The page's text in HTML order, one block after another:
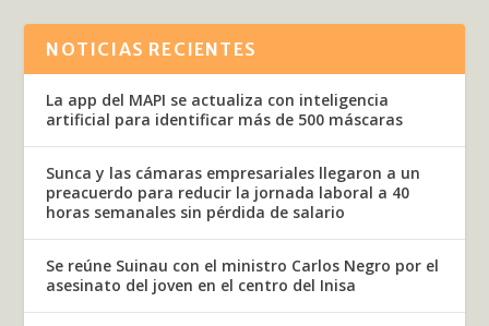
NOTICIAS RECIENTES
La app del MAPI se actualiza con inteligencia
artificial para identificar más de 500 máscaras
Sunca y las cámaras empresariales llegaron a un
preacuerdo para reducir la jornada laboral a 40
horas semanales sin pérdida de salario
Se reúne Suinau con el ministro Carlos Negro por el
asesinato del joven en el centro del Inisa